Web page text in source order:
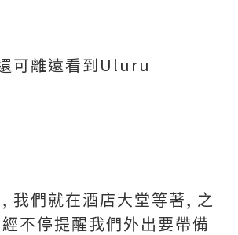
可離遠看到Uluru
, 我們就在酒店大堂等著, 之
不停提醒我們外出要帶備